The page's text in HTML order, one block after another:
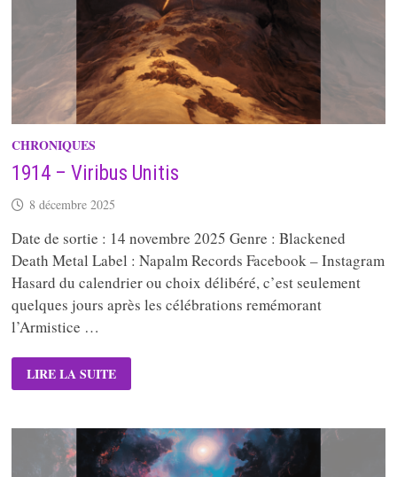
CHRONIQUES
1914 – Viribus Unitis
8 décembre 2025
Date de sortie : 14 novembre 2025 Genre : Blackened
Death Metal Label : Napalm Records Facebook – Instagram
Hasard du calendrier ou choix délibéré, c’est seulement
quelques jours après les célébrations remémorant
l’Armistice …
1914
–
VIRIBUS
LIRE LA SUITE